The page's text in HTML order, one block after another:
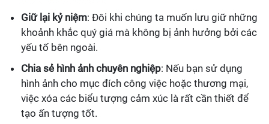
Giữ lại kỷ niệm: Đôi khi chúng ta muốn lưu giữ những
khoảnh khắc quý giá mà không bị ảnh hưởng bởi các
yếu tố bên ngoài.
Chia sẻ hình ảnh chuyên nghiệp: Nếu bạn sử dụng
hình ảnh cho mục đích công việc hoặc thương mại,
việc xóa các biểu tượng cảm xúc là rất cần thiết để
tạo ấn tượng tốt.